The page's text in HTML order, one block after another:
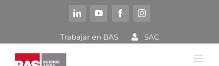
LinkedInYouTubeFacebookInstagram
Trabajar en BAS SAC